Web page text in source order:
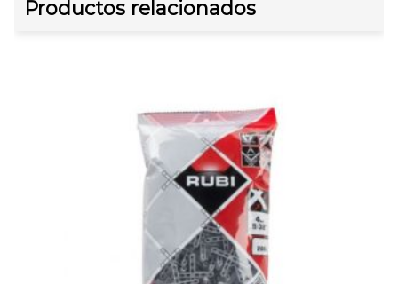
Productos relacionados